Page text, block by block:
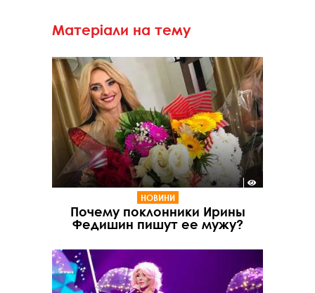
Матеріали на тему
НОВИНИ
Почему поклонники Ирины
Федишин пишут ее мужу?